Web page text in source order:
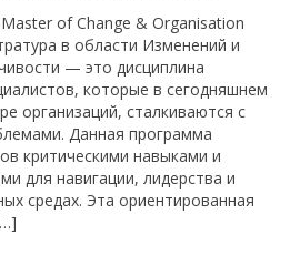
of Change & Organisation
в области Изменений и
— это дисциплина
которые в сегодняшнем
организаций, сталкиваются с
Данная программа
критическими навыками и
для навигации, лидерства и
средах. Эта ориентированная